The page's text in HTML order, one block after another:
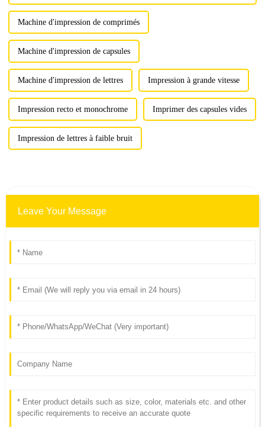
Machine d'impression de comprimés
Machine d'impression de capsules
Machine d'impression de lettres Impression à grande vitesse
Impression recto et monochrome Imprimer des capsules vides
Impression de lettres à faible bruit
Leave Your Message